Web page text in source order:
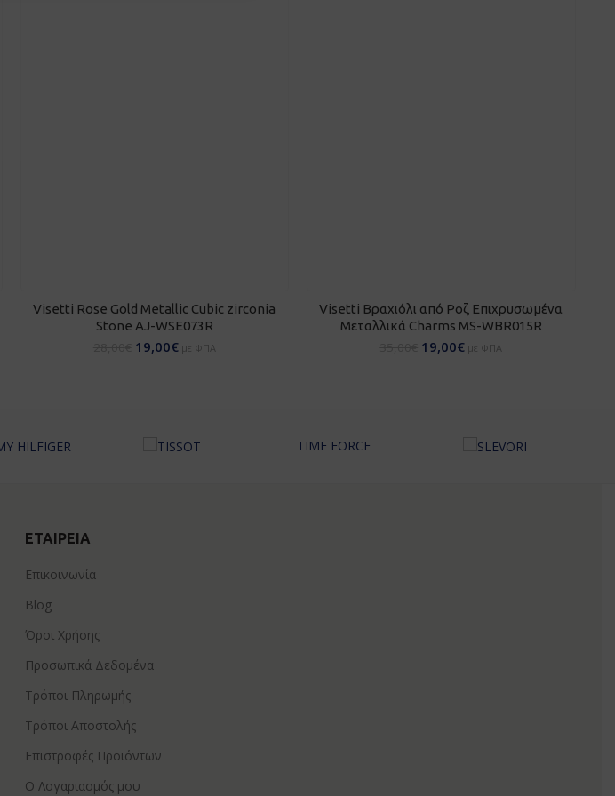
ΠΡΟΣΘΉΚΗ ΣΤΟ ΚΑΛΆΘΙ
Visetti Rose Gold Metallic Cubic zirconia
Stone AJ-WSE073R
19,00€με ΦΠΑ
ΠΡΟΣΘΉΚΗ ΣΤΟ ΚΑΛΆΘΙ
Visetti Βραχιόλι από Ροζ Επιχρυσωμένα
Μεταλλικά Charms MS-WBR015R
19,00€ με ΦΠΑ
TIME FORCE
ΕΤΑΙΡΕΊΑ
Επικοινωνία
Blog
Όροι Χρήσης
Προσωπικά Δεδομένα
Τρόποι Πληρωμής
Τρόποι Αποστολής
Επιστροφές Προϊόντων
Ο Λογαριασμός μου